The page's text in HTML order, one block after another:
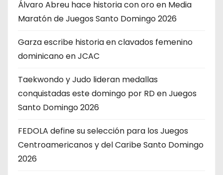
Álvaro Abreu hace historia con oro en Media
Maratón de Juegos Santo Domingo 2026
Garza escribe historia en clavados femenino
dominicano en JCAC
Taekwondo y Judo lideran medallas
conquistadas este domingo por RD en Juegos
Santo Domingo 2026
FEDOLA define su selección para los Juegos
Centroamericanos y del Caribe Santo Domingo
2026